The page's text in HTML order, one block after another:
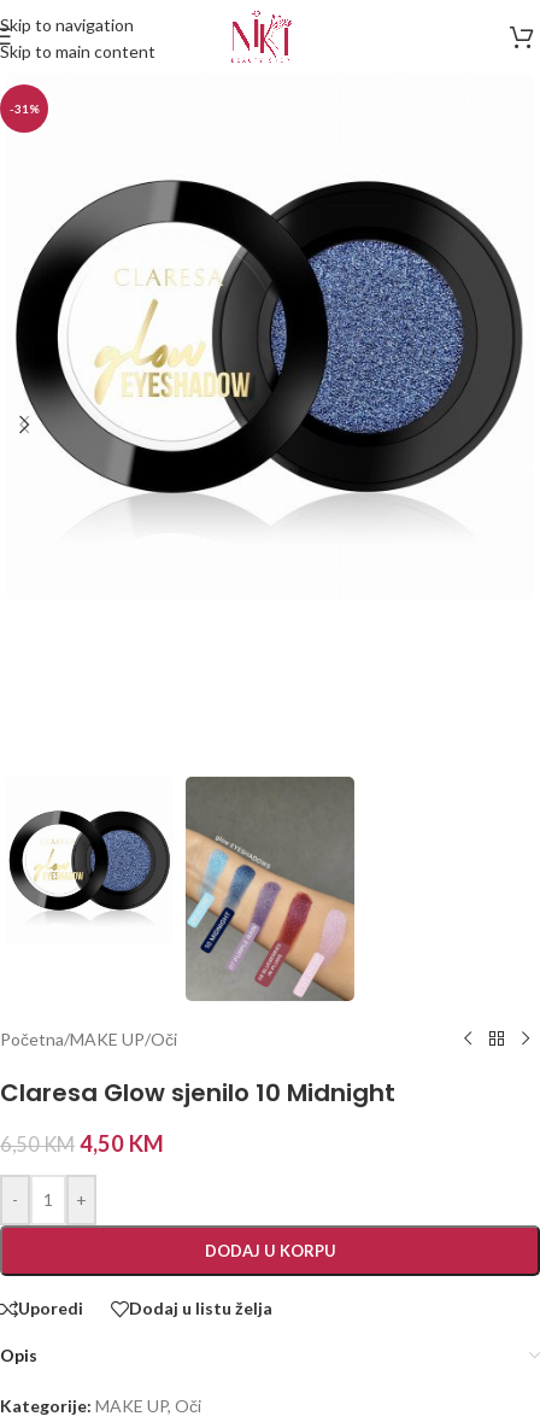
Skip to navigation
Skip to main content
-31%
Početna/MAKE UP/Oči
Claresa Glow sjenilo 10 Midnight
6,50KM 4,50 KM
- +
DODAJ U KORPU
Uporedi Dodaj u listu želja
Opis
Kategorije: MAKE UP, Oči